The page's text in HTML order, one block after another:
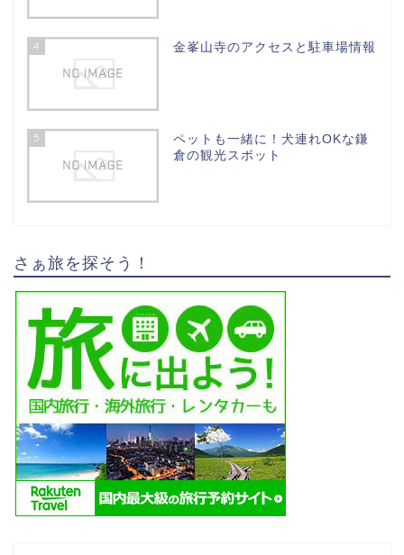
4 金峯山寺のアクセスと駐車場情報
5
ペットも一緒に！犬連れOKな鎌
倉の観光スポット
さぁ旅を探そう！